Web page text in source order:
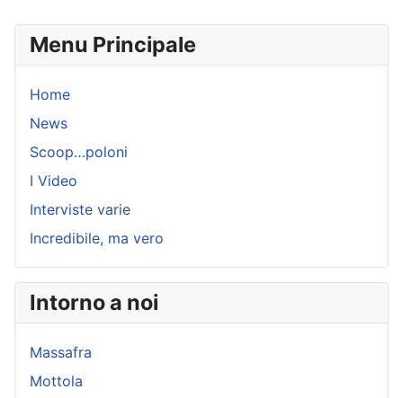
Menu Principale
Home
News
Scoop…poloni
I Video
Interviste varie
Incredibile, ma vero
Intorno a noi
Massafra
Mottola